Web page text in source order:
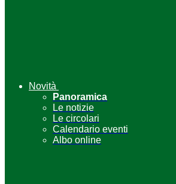
Novità
Panoramica
Le notizie
Le circolari
Calendario eventi
Albo online